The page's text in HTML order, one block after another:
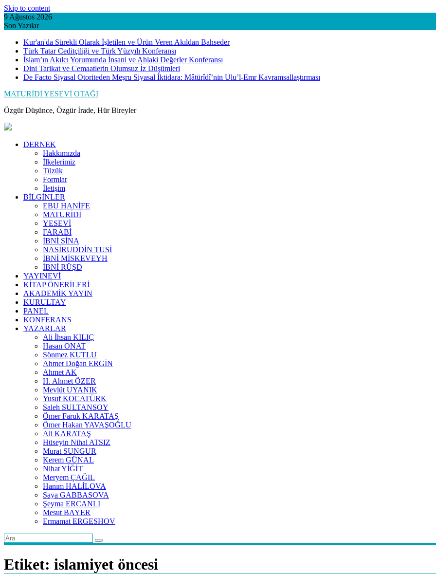
Skip to content
9 Ağustos 2026
Son Yazılar
Kur'an'da Sürekli Olarak İşletilen ve Ürün Veren Akıldan Bahseder
Türk Tatar Ceditçiliği ve Türk Yüzyılı Konferansı
İslam’ın Akılcı Yorumunda İnsani ve Ahlaki Değerler Konferansı
Dini Tarikat ve Cemaatlerin Olumsuz İz Düşümleri
De Facto Siyasal Otoriteden Meşru Siyasal İktidara: Mâtürîdî’nin Ulu’l-Emr Kavramsallaştırması
MATURİDİ YESEVİ OTAĞI
Özgür Düşünce, Özgür İrade, Hür Bireyler
DERNEK
Hakkımızda
İlkelerimiz
Tüzük
Formlar
İletişim
BİLGİNLER
EBU HANİFE
MATURİDİ
YESEVİ
FARABİ
İBNİ SİNA
NASİRUDDİN TUSİ
İBNİ MİSKEVEYH
İBNİ RÜŞD
YAYINEVİ
KİTAP ÖNERİLERİ
AKADEMİK YAYIN
KURULTAY
PANEL
KONFERANS
YAZARLAR
Ali İhsan KILIÇ
Hasan ONAT
Sönmez KUTLU
Ahmet Doğan ERGİN
Ahmet AK
H. Ahmet ÖZER
Mevlüt UYANIK
Yusuf KOCATÜRK
Saleh SULTANSOY
Ömer Faruk KARATAŞ
Ömer Hakan YAVAŞOĞLU
Ali KARATAŞ
Hüseyin Nihal ATSIZ
Murat SUNGUR
Kerem GÜNAL
Nihat YİĞİT
Meryem ÇAĞIL
Hanım HALİLOVA
Saya GABBASOVA
Şeyma ERCANLI
Mesut BAYER
Ermamat ERGESHOV
Etiket: islamiyet öncesi